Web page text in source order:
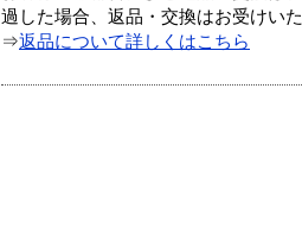
過した場合、返品・交換はお受けいた
⇒返品について詳しくはこちら